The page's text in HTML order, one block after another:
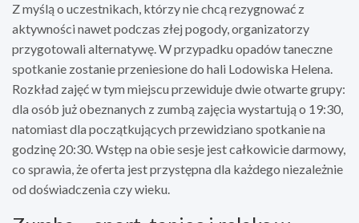
Z myślą o uczestnikach, którzy nie chcą rezygnować z
aktywności nawet podczas złej pogody, organizatorzy
przygotowali alternatywę. W przypadku opadów taneczne
spotkanie zostanie przeniesione do hali Lodowiska Helena.
Rozkład zajęć w tym miejscu przewiduje dwie otwarte grupy:
dla osób już obeznanych z zumbą zajęcia wystartują o 19:30,
natomiast dla początkujących przewidziano spotkanie na
godzinę 20:30. Wstęp na obie sesje jest całkowicie darmowy,
co sprawia, że oferta jest przystępna dla każdego niezależnie
od doświadczenia czy wieku.